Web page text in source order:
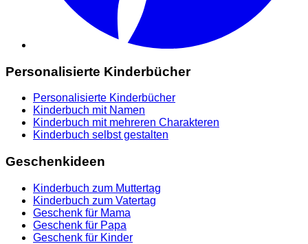
Personalisierte Kinderbücher
Personalisierte Kinderbücher
Kinderbuch mit Namen
Kinderbuch mit mehreren Charakteren
Kinderbuch selbst gestalten
Geschenkideen
Kinderbuch zum Muttertag
Kinderbuch zum Vatertag
Geschenk für Mama
Geschenk für Papa
Geschenk für Kinder